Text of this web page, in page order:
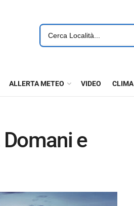
ALLERTA METEO VIDEO CLIMA
e